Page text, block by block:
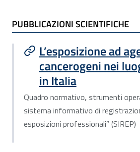
Pubblicazioni scientifiche
PUBBLICAZIONI SCIENTIFICHE
L’esposizione ad
cancerogeni nei
in Italia
Quadro normativo, strumenti
sistema informativo di
esposizioni professionali” (SIREP)